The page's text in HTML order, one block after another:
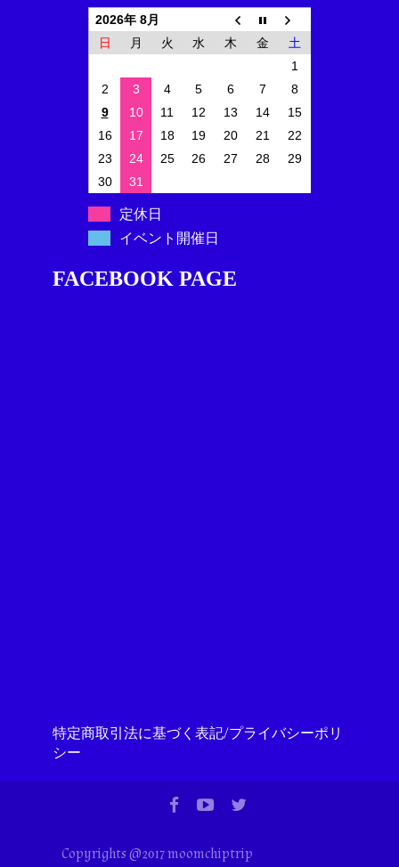
2026年 8月
日
月 火 水 木 金
土
1
2
3 4 5 6 7
8
9
10 11 12 13 14
15
16
17 18 19 20 21
22
23
24 25 26 27 28
29
30
31
定休日
イベント開催日
FACEBOOK PAGE
特定商取引法に基づく表記/プライバシーポリ
シー
Copyrights @2017 moomchiptrip